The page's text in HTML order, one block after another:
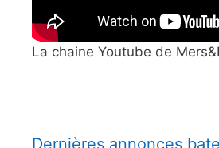
La chaine Youtube de
Dernières annonces